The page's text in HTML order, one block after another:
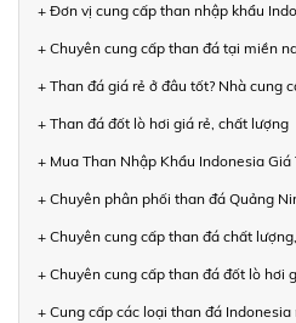
+ Đơn vị cung cấp than nhập khẩu
+ Chuyên cung cấp than đá tại miền
+ Than đá giá rẻ ở đâu tốt? Nhà cung
+ Than đá đốt lò hơi giá rẻ, chất lượng
+ Mua Than Nhập Khẩu Indonesia Giá
+ Chuyên phân phối than đá Quảng
+ Chuyên cung cấp than đá chất
+ Chuyên cung cấp than đá đốt lò hơi
+ Cung cấp các loại than đá